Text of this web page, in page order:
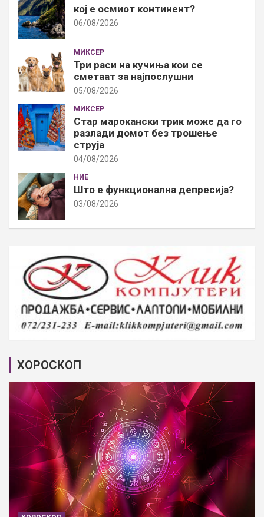
кој е осмиот континент?
06/08/2026
МИКСЕР
Три раси на кучиња кои се
сметаат за најпослушни
05/08/2026
МИКСЕР
Стар марокански трик може да го
разлади домот без трошење
струја
04/08/2026
НИЕ
Што е функционална депресија?
03/08/2026
ХОРОСКОП